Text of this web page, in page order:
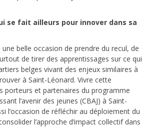
se fait ailleurs pour innover dans sa
belle occasion de prendre du recul, de
de tirer des apprentissages sur ce qui
belges vivant des enjeux similaires à
à Saint-Léonard. Vivre cette
porteurs et partenaires du programme
l’avenir des jeunes (CBAJ) à Saint-
l’occasion de réfléchir au déploiement du
l’approche d’impact collectif dans